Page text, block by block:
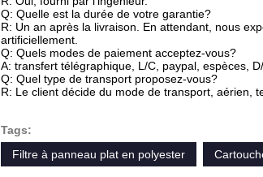
Q: Quelle est la durée de votre garantie?
R: Un an après la livraison. En attendant, nous
artificiellement.
Q: Quels modes de paiement acceptez-vous?
A: transfert télégraphique, L/C, paypal, espèces,
Q: Quel type de transport proposez-vous?
R: Le client décide du mode de transport, aérien,
Tags:
Filtre à panneau plat en polyester